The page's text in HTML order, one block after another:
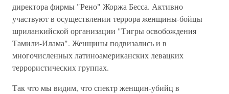
директора фирмы "Рено" Жоржа Бесса. Активно
участвуют в осуществлении террора женщины-бойцы
шриланкийской организации "Тигры освобождения
Тамили-Илама". Женщины подвизались и в
многочисленных латиноамериканских левацких
террористических группах.
Так что мы видим, что спектр женщин-убийц в